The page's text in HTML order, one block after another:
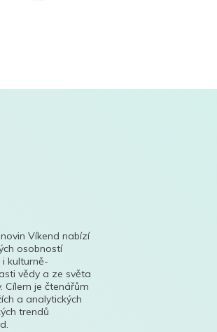
Víkend nabízí
osobností
kulturně-
vědy a ze světa
Cílem je čtenářům
a analytických
trendů